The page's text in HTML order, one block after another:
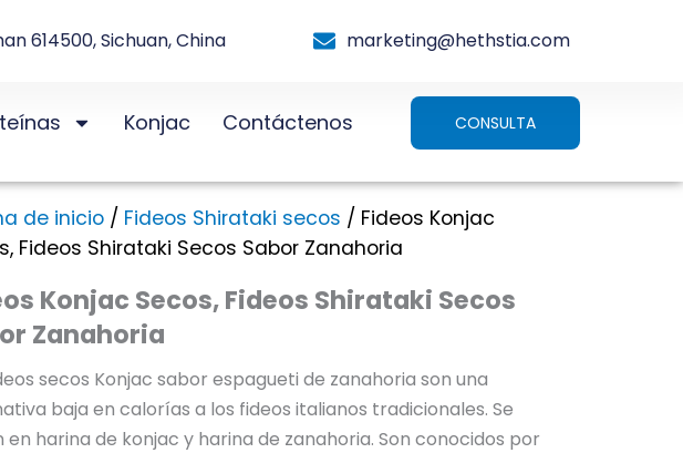
614500, Sichuan, China marketing@hethstia.com
Konjac Contáctenos CONSULTA
de inicio / Fideos Shirataki secos / Fideos Konjac
Fideos Shirataki Secos Sabor Zanahoria
Konjac Secos, Fideos Shirataki Secos
Zanahoria
secos Konjac sabor espagueti de zanahoria son una
baja en calorías a los fideos italianos tradicionales. Se
en harina de konjac y harina de zanahoria. Son conocidos por